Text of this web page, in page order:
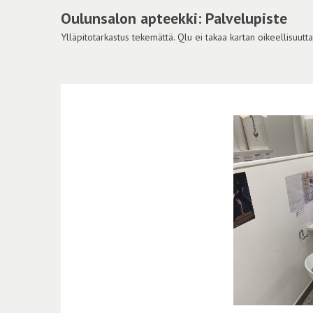
Oulunsalon apteekki: Palvelupiste
Ylläpitotarkastus tekemättä. Qlu ei takaa kartan